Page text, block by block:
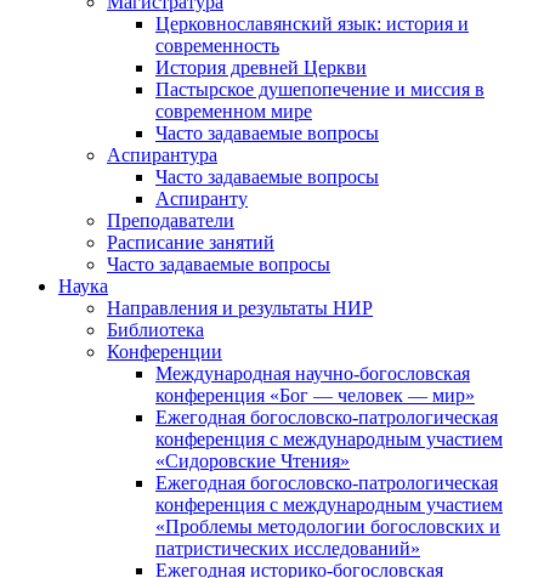
Церковнославянский язык: история и
современность
История древней Церкви
Пастырское душепопечение и миссия в
современном мире
Часто задаваемые вопросы
Аспирантура
Часто задаваемые вопросы
Аспиранту
Преподаватели
Расписание занятий
Часто задаваемые вопросы
Наука
Направления и результаты НИР
Библиотека
Конференции
Международная научно-богословская
конференция «Бог — человек — мир»
Ежегодная богословско-патрологическая
конференция с международным участием
«Сидоровские Чтения»
Ежегодная богословско-патрологическая
конференция с международным участием
«Проблемы методологии богословских и
патристических исследований»
Ежегодная историко-богословская